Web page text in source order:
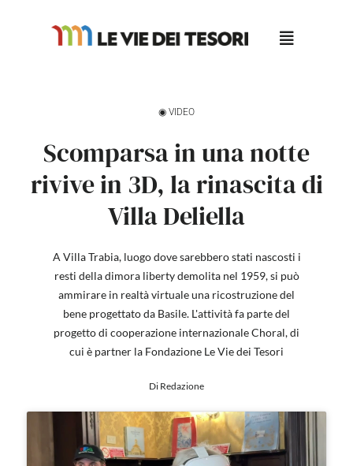
◉ VIDEO
Scomparsa in una notte
rivive in 3D, la rinascita di
Villa Deliella
A Villa Trabia, luogo dove sarebbero stati nascosti i
resti della dimora liberty demolita nel 1959, si può
ammirare in realtà virtuale una ricostruzione del
bene progettato da Basile. L'attività fa parte del
progetto di cooperazione internazionale Choral, di
cui è partner la Fondazione Le Vie dei Tesori
Di Redazione